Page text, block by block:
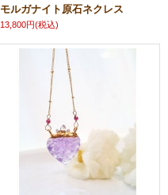
モルガナイト原石ネクレス
13,800円(税込)